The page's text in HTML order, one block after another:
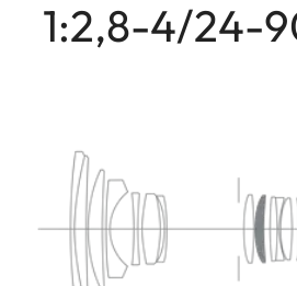
1:2,8-4/24-